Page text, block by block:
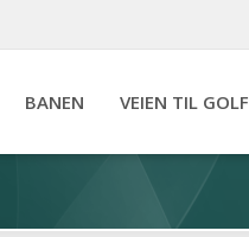
BANEN VEIEN TIL GOLF